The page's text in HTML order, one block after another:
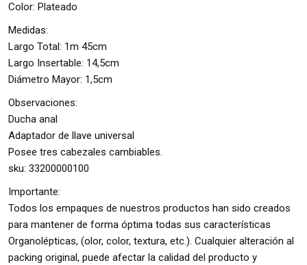
Color: Plateado
Medidas:
Largo Total: 1m 45cm
Largo Insertable: 14,5cm
Diámetro Mayor: 1,5cm
Observaciones:
Ducha anal
Adaptador de llave universal
Posee tres cabezales cambiables.
sku: 33200000100
Importante:
Todos los empaques de nuestros productos han sido creados
para mantener de forma óptima todas sus características
Organolépticas, (olor, color, textura, etc.). Cualquier alteración al
packing original, puede afectar la calidad del producto y